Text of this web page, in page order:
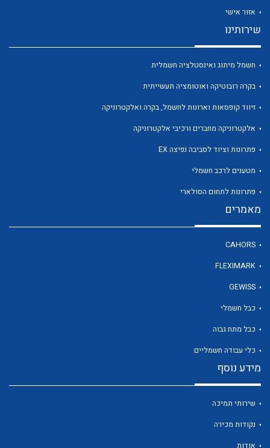
לכל מוצרי היצרן
אזור אישי
שירותינו
חשמל מיתוג ואינסטלציה חשמלית
בקרה רובוטיקה ואוטומציה תעשייתית
זיווד קופסאות וארונות לחשמל, בקרה ואלקטרוניקה
אלקטרוניקה מחברים ורכיבי אלקטרוניקה
פתרונות וציוד לסביבה נפיצה EX
מטענים לרכב חשמלי
פתרונות לתחום הסולארי
מאמרים
CAHORS
FLEXIMARK
GEWISS
כבל חשמלי
כבל מתח גבוה
כלי עבודה חשמליים
מידע נוסף
שירותי תמיכה
נקודות מכירה
אודות